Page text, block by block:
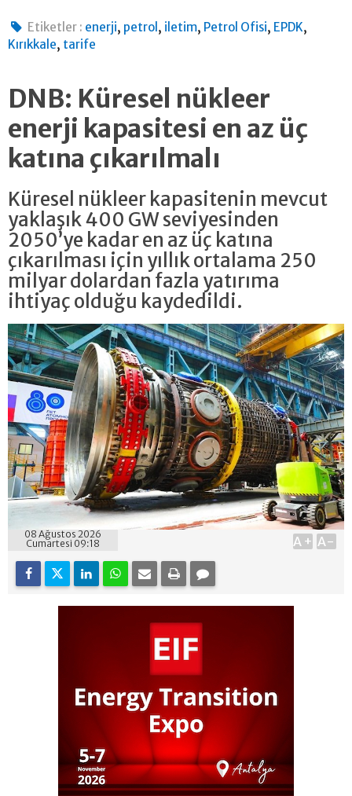
Etiketler : enerji, petrol , iletim, Petrol Ofisi, EPDK,
Kırıkkale, tarife
DNB: Küresel nükleer
enerji kapasitesi en az üç
katına çıkarılmalı
Küresel nükleer kapasitenin mevcut
yaklaşık 400 GW seviyesinden
2050’ye kadar en az üç katına
çıkarılması için yıllık ortalama 250
milyar dolardan fazla yatırıma
ihtiyaç olduğu kaydedildi.
08 Ağustos 2026
Cumartesi 09:18
A+ A-